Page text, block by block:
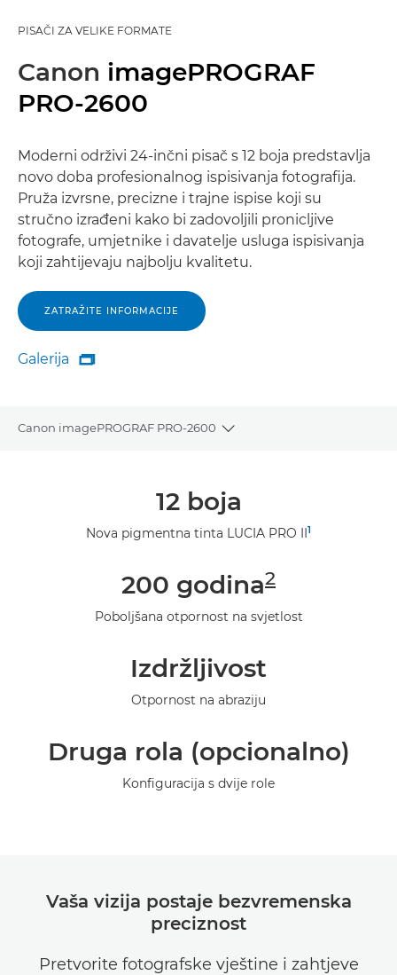
PISAČI ZA VELIKE FORMATE
Canon imagePROGRAF
PRO-2600
Moderni održivi 24-inčni pisač s 12 boja predstavlja
novo doba profesionalnog ispisivanja fotografija.
Pruža izvrsne, precizne i trajne ispise koji su
stručno izrađeni kako bi zadovoljili pronicljive
fotografe, umjetnike i davatelje usluga ispisivanja
koji zahtijevaju najbolju kvalitetu.
ZATRAŽITE INFORMACIJE
Galerija
Galerija

Canon imagePROGRAF PRO-2600
Toggle breadcrumbs
12 boja
Nova pigmentna tinta LUCIA PRO II1
200 godina2
Poboljšana otpornost na svjetlost
Izdržljivost
Otpornost na abraziju
Druga rola (opcionalno)
Konfiguracija s dvije role
Vaša vizija postaje bezvremenska
preciznost
Pretvorite fotografske vještine i zahtjeve